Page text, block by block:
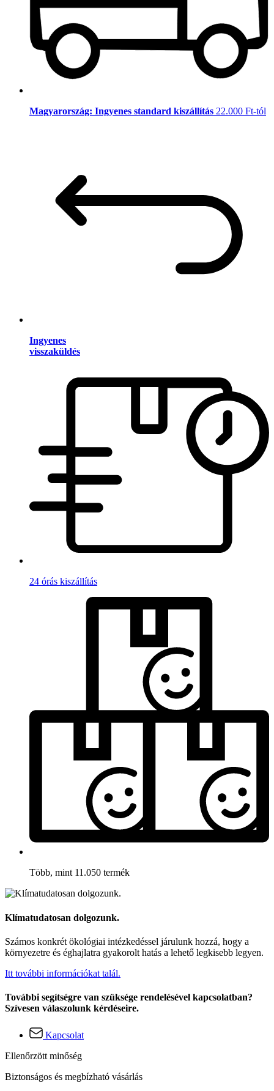
Magyarország: Ingyenes standard kiszállítás 22.000 Ft-tól
Ingyenes
visszaküldés
24 órás kiszállítás
Több, mint 11.050 termék
Klímatudatosan dolgozunk.
Számos konkrét ökológiai intézkedéssel járulunk hozzá, hogy a
környezetre és éghajlatra gyakorolt hatás a lehető legkisebb legyen.
Itt további információkat talál.
További segítségre van szüksége rendelésével kapcsolatban?
Szívesen válaszolunk kérdéseire.
Kapcsolat
Ellenőrzött minőség
Biztonságos és megbízható vásárlás